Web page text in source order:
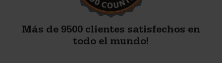
Más de 9500 clientes satisfechos en
todo el mundo!